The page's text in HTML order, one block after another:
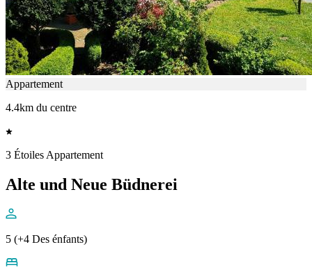
Appartement
4.4km du centre
3 Étoiles Appartement
Alte und Neue Büdnerei
5 (+4 Des énfants)